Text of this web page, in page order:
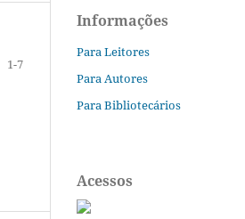
1-7
Informações
Para Leitores
Para Autores
Para Bibliotecários
Acessos